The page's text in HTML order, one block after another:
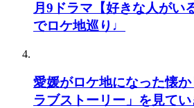
月9ドラマ【好きな人がい
でロケ地巡り♩
愛媛がロケ地になった懐
ラブストーリー」を見てい